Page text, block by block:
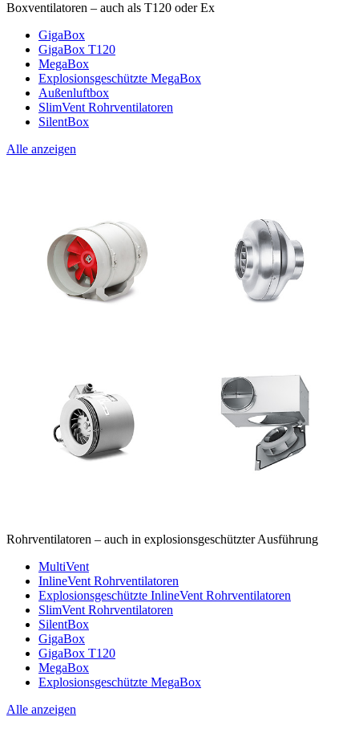
Boxventilatoren – auch als T120 oder Ex
GigaBox
GigaBox T120
MegaBox
Explosionsgeschützte MegaBox
Außenluftbox
SlimVent Rohrventilatoren
SilentBox
Alle anzeigen
Rohrventilatoren – auch in explosionsgeschützter Ausführung
MultiVent
InlineVent Rohrventilatoren
Explosionsgeschützte InlineVent Rohrventilatoren
SlimVent Rohrventilatoren
SilentBox
GigaBox
GigaBox T120
MegaBox
Explosionsgeschützte MegaBox
Alle anzeigen